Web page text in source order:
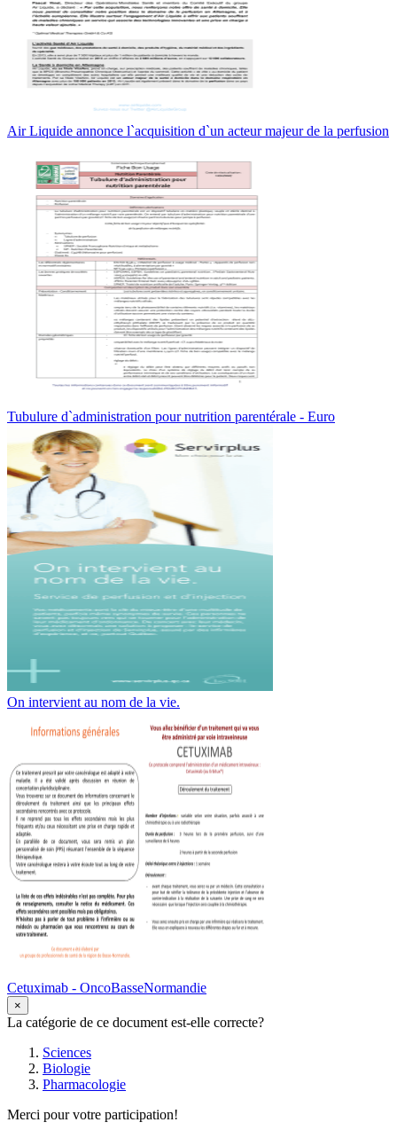
Air Liquide annonce l`acquisition d`un acteur majeur de la perfusion
Tubulure d`administration pour nutrition parentérale - Euro
On intervient au nom de la vie.
Cetuximab - OncoBasseNormandie
×
La catégorie de ce document est-elle correcte?
Sciences
Biologie
Pharmacologie
Merci pour votre participation!